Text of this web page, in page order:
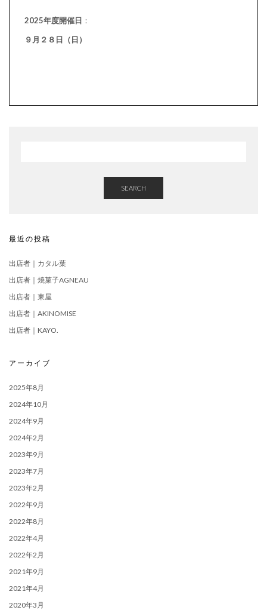
2025年度開催日 ：
９月２８日（日）
SEARCH
最近の投稿
出店者｜カタル葉
出店者｜焼菓子AGNEAU
出店者｜東屋
出店者｜AKINOMISE
出店者｜KAYO.
アーカイブ
2025年8月
2024年10月
2024年9月
2024年2月
2023年9月
2023年7月
2023年2月
2022年9月
2022年8月
2022年4月
2022年2月
2021年9月
2021年4月
2020年3月